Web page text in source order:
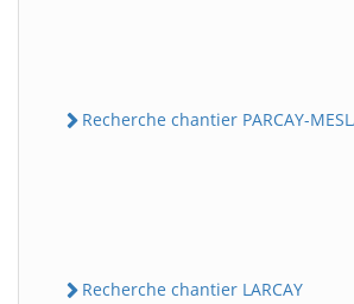
Recherche chantier PARCAY-
Recherche chantier LARCAY